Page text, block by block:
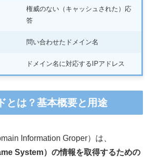
権威のない（キャッシュされた）応
答
問い合わせたドメイン名
ドメイン名に対応するIPアドレス
とは？基本概要と用途
Information Groper）は、
System）の情報を取得するための